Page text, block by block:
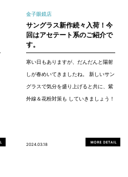
金子眼鏡店
サングラス新作続々入荷！今
回はアセテート系のご紹介で
す。
寒い日もありますが、だんだんと陽射
しが春めいてきましたね。 新しいサン
グラスで気分を盛り上げると共に、紫
外線＆花粉対策も していきましょう！
2024.03.18